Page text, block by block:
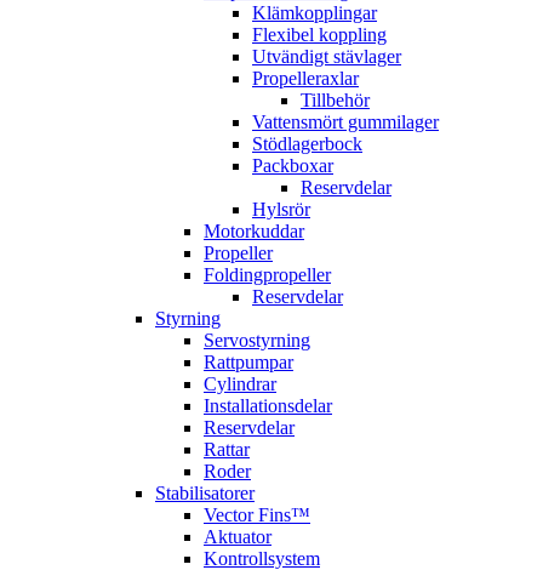
Klämkopplingar
Flexibel koppling
Utvändigt stävlager
Propelleraxlar
Tillbehör
Vattensmört gummilager
Stödlagerbock
Packboxar
Reservdelar
Hylsrör
Motorkuddar
Propeller
Foldingpropeller
Reservdelar
Styrning
Servostyrning
Rattpumpar
Cylindrar
Installationsdelar
Reservdelar
Rattar
Roder
Stabilisatorer
Vector Fins™
Aktuator
Kontrollsystem